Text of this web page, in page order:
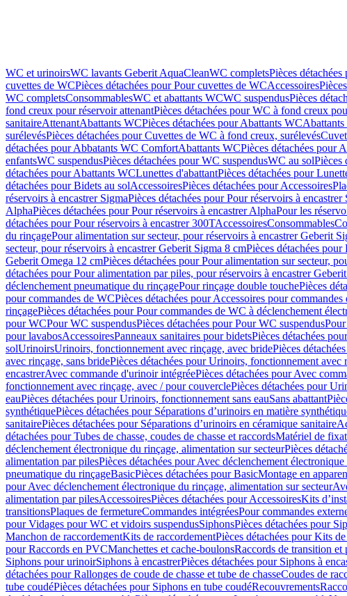
WC et urinoirsWC lavants Geberit AquaCleanWC completsPièces
cuvettes de WCPièces détachées pour Pour cuvettes de WCAccessoires
WC completsConsommablesWC et abattants WCWC suspendusPièces
fond creux pour réservoir attenantPièces détachées pour WC à fond creux
sanitaireAttenantAbattants WCPièces détachées pour Abattants WC
surélevésPièces détachées pour Cuvettes de WC à fond creux, surélevés
détachées pour Abbatants WC ComfortAbattants WCPièces détachées pour
enfantsWC suspendusPièces détachées pour WC suspendusWC au solPièces
détachées pour Abattants WCLunettes d'abattantPièces détachées pour
détachées pour Bidets au solAccessoiresPièces détachées pour Accessoires
réservoirs à encastrer SigmaPièces détachées pour Pour réservoirs à encastrer
AlphaPièces détachées pour Pour réservoirs à encastrer AlphaPour les
détachées pour Pour réservoirs à encastrer 300TAccessoiresConsommables
du rinçagePour alimentation sur secteur, pour réservoirs à encastrer Geberit
secteur, pour réservoirs à encastrer Geberit Sigma 8 cmPièces détachées
Geberit Omega 12 cmPièces détachées pour Pour alimentation sur secteur,
détachées pour Pour alimentation par piles, pour réservoirs à encastrer
déclenchement pneumatique du rinçagePour rinçage double touchePièces
pour commandes de WCPièces détachées pour Accessoires pour commandes
rinçagePièces détachées pour Pour commandes de WC à déclenchement
pour WCPour WC suspendusPièces détachées pour Pour WC suspendus
pour lavabosAccessoiresPanneaux sanitaires pour bidetsPièces détachées
solUrinoirsUrinoirs, fonctionnement avec rinçage, avec bridePièces
avec rinçage, sans bridePièces détachées pour Urinoirs, fonctionnement avec
encastrerAvec commande d'urinoir intégréePièces détachées pour Avec
fonctionnement avec rinçage, avec / pour couverclePièces détachées pour
eauPièces détachées pour Urinoirs, fonctionnement sans eauSans abattant
synthétiquePièces détachées pour Séparations d’urinoirs en matière
sanitairePièces détachées pour Séparations d’urinoirs en céramique sanitaire
détachées pour Tubes de chasse, coudes de chasse et raccordsMatériel de
déclenchement électronique du rinçage, alimentation sur secteurPièces
alimentation par pilesPièces détachées pour Avec déclenchement
pneumatique du rinçageBasicPièces détachées pour BasicMontage en
pour Avec déclenchement électronique du rinçage, alimentation sur secteur
alimentation par pilesAccessoiresPièces détachées pour AccessoiresKits
transitionsPlaques de fermetureCommandes intégréesPour commandes
pour Vidages pour WC et vidoirs suspendusSiphonsPièces détachées pour
Manchon de raccordementKits de raccordementPièces détachées pour Kits
pour Raccords en PVCManchettes et cache-boulonsRaccords de transition et
Siphons pour urinoirSiphons à encastrerPièces détachées pour Siphons à
détachées pour Rallonges de coude de chasse et tube de chasseCoudes de
tube coudéPièces détachées pour Siphons en tube coudéRecouvrements